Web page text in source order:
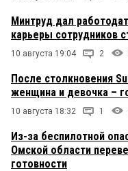
Минтруд дал
карьеры сотрудников
10 августа 19:04 2
После столкновения
женщина и девочка –
10 августа 18:32 1
Из-за беспилотной
Омской области
готовности